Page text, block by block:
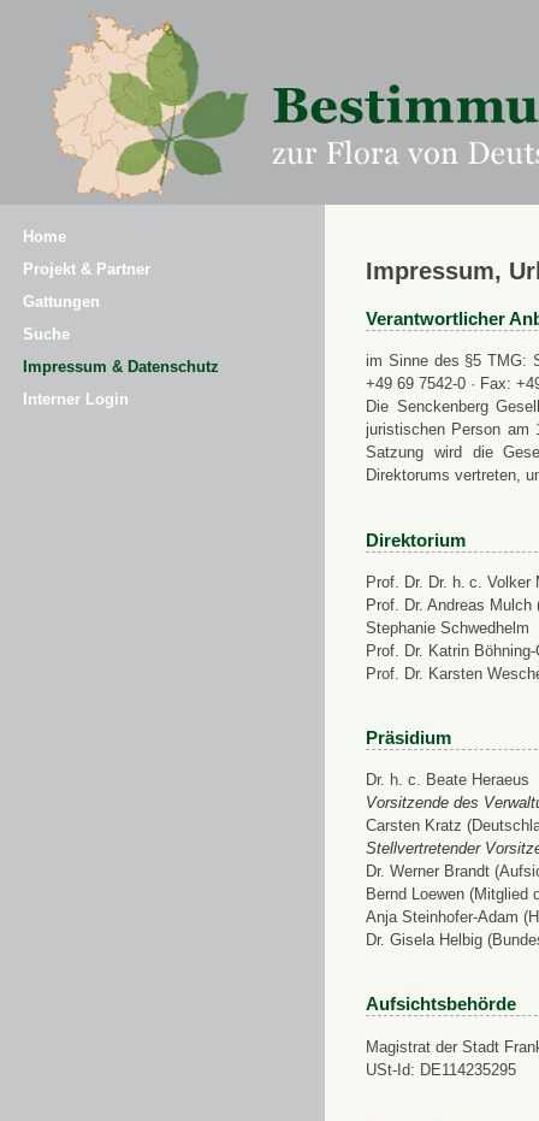
Home
Projekt & Partner
Gattungen
Suche
Impressum & Datenschutz
Interner Login
Impressum,
Verantwortlicher
im Sinne des §5 TMG:
+49 69 7542-0 · Fax:
Die Senckenberg
juristischen Person am
Satzung wird die
Direktorums vertreten,
Direktorium
Prof. Dr. Dr. h. c. Volker
Prof. Dr. Andreas
Stephanie Schwedhelm
Prof. Dr. Katrin
Prof. Dr. Karsten
Präsidium
Dr. h. c. Beate Heraeus
Vorsitzende des
Carsten Kratz
Stellvertretender
Dr. Werner Brandt
Bernd Loewen (Mitglied
Anja Steinhofer-Adam
Dr. Gisela Helbig
Aufsichtsbehörde
Magistrat der Stadt
USt-Id: DE114235295